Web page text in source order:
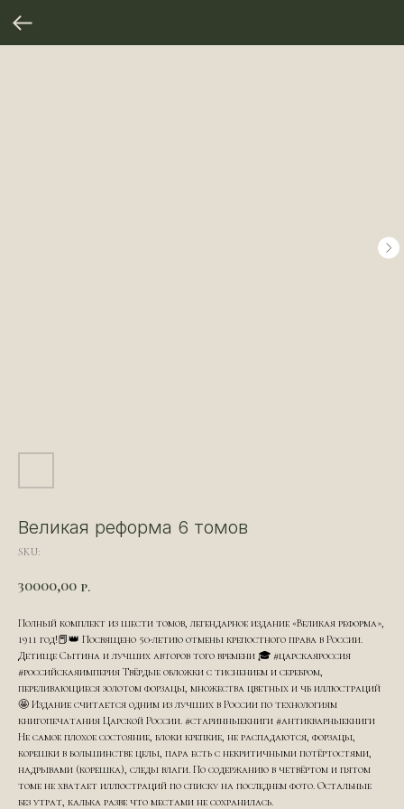
Великая реформа 6 томов
SKU:
30000,00 р.
Полный комплект из шести томов, легендарное издание «Великая реформа»,
1911 год!📕👑 Посвящено 50-летию отмены крепостного права в России.
Детище Сытина и лучших авторов того времени 🎓 #царскаяроссия
#российскаяимперия Твёрдые обложки с тиснением и серебром,
переливающиеся золотом форзацы, множества цветных и чб иллюстраций
🤩 Издание считается одним из лучших в России по технологиям
книгопечатания Царской России. #старинныекниги #антикварныекниги
Не самое плохое состояние, блоки крепкие, не распадаются, форзацы,
корешки в большинстве целы, пара есть с некритичными потёртостями,
надрывами (корешка), следы влаги. По содержанию в четвёртом и пятом
томе не хватает иллюстраций по списку на последнем фото. Остальные
без утрат, калька разве что местами не сохранилась.